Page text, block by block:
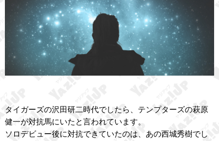
タイガーズの沢田研二時代でしたら、テンプターズの萩原
健一が対抗馬にいたと言われています。
ソロデビュー後に対抗できていたのは、あの西城秀樹でし